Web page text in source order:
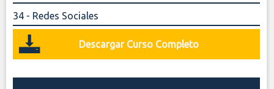
34 - Redes Sociales
Descargar Curso Completo